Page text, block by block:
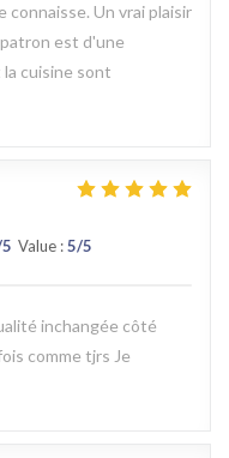
connaisse. Un vrai plaisir
est d'une
cuisine sont
Value :5/5
inchangée côté
comme tjrs Je